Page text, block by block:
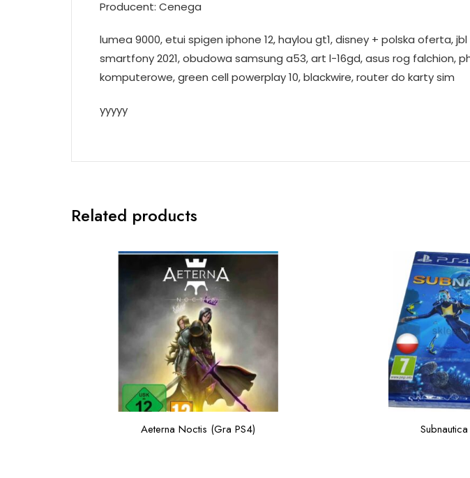
Producent: Cenega
lumea 9000, etui spigen iphone 12, haylou gt1, disney + polska oferta,
smartfony 2021, obudowa samsung a53, art l-16gd, asus rog falchion,
komputerowe, green cell powerplay 10, blackwire, router do karty sim
yyyyy
Related products
Aeterna Noctis (Gra PS4)